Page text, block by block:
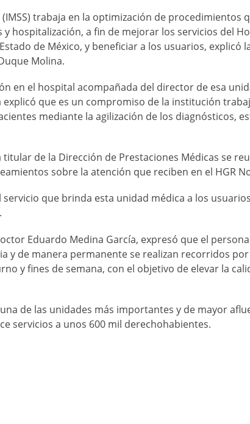
trabaja en la optimización de procedimientos
hospitalización, a fin de mejorar los servicios del
de México, y beneficiar a los usuarios, explicó
Molina.
en el hospital acompañada del director de esa
explicó que es un compromiso de la institución
mediante la agilización de los diagnósticos,
de la Dirección de Prestaciones Médicas se
sobre la atención que reciben en el HGR
que brinda esta unidad médica a los
Eduardo Medina García, expresó que el
y de manera permanente se realizan recorridos por
y fines de semana, con el objetivo de elevar la
de las unidades más importantes y de mayor
servicios a unos 600 mil derechohabientes.